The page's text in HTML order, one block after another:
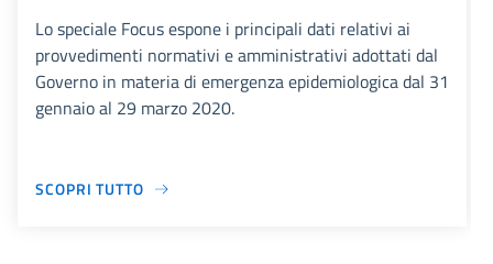
Lo speciale Focus espone i principali dati relativi ai
provvedimenti normativi e amministrativi adottati dal
Governo in materia di emergenza epidemiologica dal 31
gennaio al 29 marzo 2020.
SCOPRI TUTTO